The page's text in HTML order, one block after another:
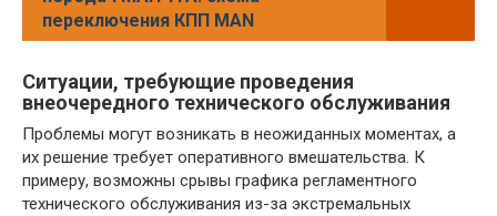
переключения КПП MAN
Ситуации, требующие проведения
внеочередного технического обслуживания
Проблемы могут возникать в неожиданных моментах, а
их решение требует оперативного вмешательства. К
примеру, возможны срывы графика регламентного
технического обслуживания из-за экстремальных